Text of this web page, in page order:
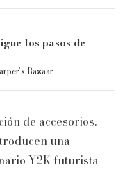
los pasos de
Bazaar
de accesorios.
una
Y2K futurista